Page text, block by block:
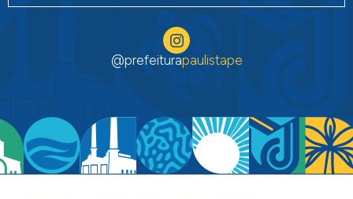
@prefeiturapaulistape